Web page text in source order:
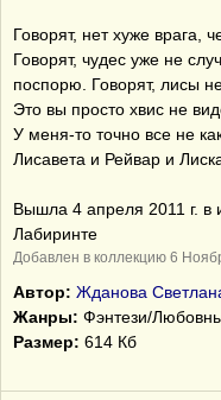
Говорят, нет хуже врага,
Говорят, чудес уже не
поспорю. Говорят, лисы
Это вы просто хвис не
У меня-то точно все не
Лисавета и Рейвар и
Вышла 4 апреля 2011 г. в
Лабиринте
Добавлен в коллекцию 6
Автор: Жданова
Жанры: Фэнтези/
Размер: 614 Кб